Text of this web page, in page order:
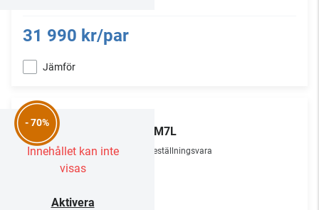
31 990 kr/par
Jämför
- 70%
Innehållet kan inte
visas
Aktivera
98RM7L
Beställningsvara